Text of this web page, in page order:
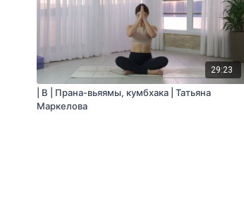
29:23
| B | Прана-вьяямы, кумбхака | Татьяна
Маркелова